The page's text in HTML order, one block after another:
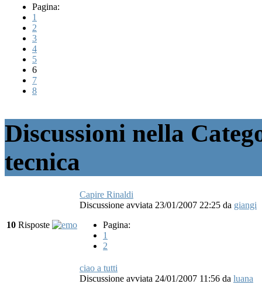
Pagina:
1
2
3
4
5
6
7
8
Discussioni nella
tecnica
10 Risposte
Capire Rinaldi
Discussione avviata 23/01/2007 22:25 da giangi
Pagina:
1
2
ciao a tutti
Discussione avviata 24/01/2007 11:56 da luana